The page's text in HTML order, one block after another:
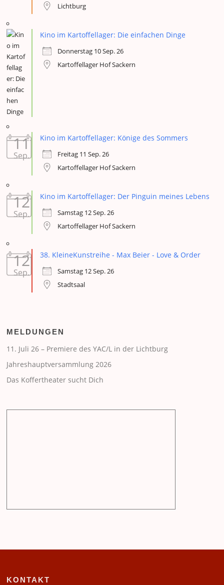
Lichtburg
Kino im Kartoffellager: Die einfachen Dinge
Donnerstag 10 Sep. 26
Kartoffellager Hof Sackern
11
Sep.
Kino im Kartoffellager: Könige des Sommers
Freitag 11 Sep. 26
Kartoffellager Hof Sackern
12
Sep.
Kino im Kartoffellager: Der Pinguin meines Lebens
Samstag 12 Sep. 26
Kartoffellager Hof Sackern
12
Sep.
38. KleineKunstreihe - Max Beier - Love & Order
Samstag 12 Sep. 26
Stadtsaal
MELDUNGEN
11. Juli 26 – Premiere des YAC/L in der Lichtburg
Jahreshauptversammlung 2026
Das Koffertheater sucht Dich
KONTAKT